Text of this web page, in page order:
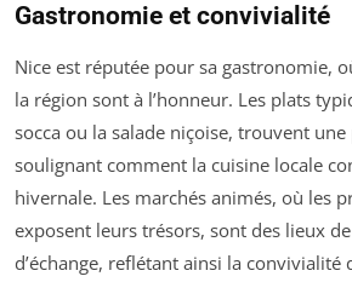
Gastronomie et convivialité
Nice est réputée pour sa gastronomie,
la région sont à l’honneur. Les plats
socca ou la salade niçoise, trouvent
soulignant comment la cuisine locale
hivernale. Les marchés animés, où les
exposent leurs trésors, sont des lieux
d’échange, reflétant ainsi la convivialité